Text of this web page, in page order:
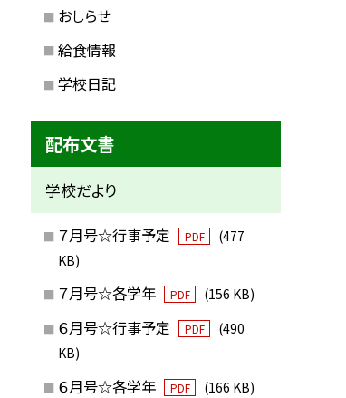
おしらせ
給食情報
学校日記
配布文書
学校だより
７月号☆行事予定 PDF
(477
KB)
７月号☆各学年 PDF (156 KB)
６月号☆行事予定 PDF
(490
KB)
６月号☆各学年 PDF (166 KB)